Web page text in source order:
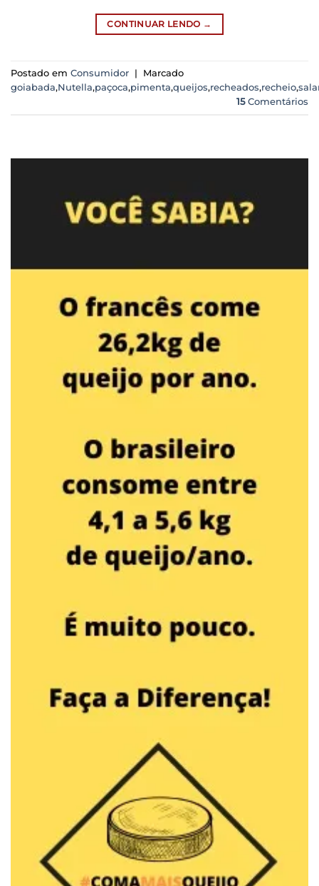
CONTINUAR LENDO →
Postado em Consumidor |
Marcado
goiabada,Nutella,paçoca,pimenta,queijos,recheados,recheio,
15Comentários